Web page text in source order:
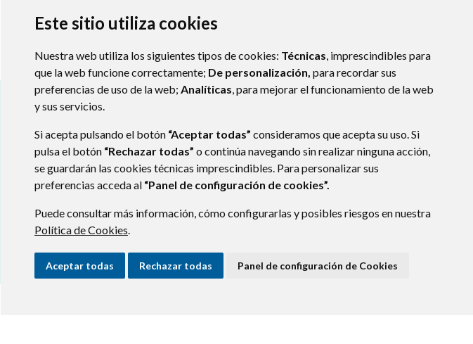
Este sitio utiliza cookies
Nuestra web utiliza los siguientes tipos de cookies: Técnicas, imprescindibles para
que la web funcione correctamente; De personalización, para recordar sus
preferencias de uso de la web; Analíticas, para mejorar el funcionamiento de la web
y sus servicios.
Si acepta pulsando el botón “Aceptar todas” consideramos que acepta su uso. Si
pulsa el botón “Rechazar todas” o continúa navegando sin realizar ninguna acción,
se guardarán las cookies técnicas imprescindibles. Para personalizar sus
preferencias acceda al “Panel de configuración de cookies”.
Puede consultar más información, cómo configurarlas y posibles riesgos en nuestra
Política de Cookies.
Aceptar todas Rechazar todas Panel de configuración de Cookies
974382871
974382849
secretaria@laspenasderiglos.es